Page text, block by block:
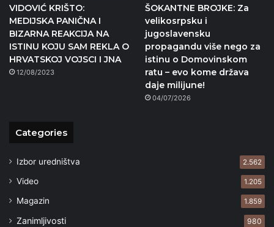
VIDOVIĆ KRIŠTO:
MEDIJSKA PANIČNA I
BIZARNA REAKCIJA NA
ISTINU KOJU SAM REKLA O
HRVATSKOJ VOJSCI I JNA
12/08/2023
ŠOKANTNE BROJKE: Za
velikosrpsku i
jugoslavensku
propagandu više nego za
istinu o Domovinskom
ratu – evo kome država
daje milijune!
04/07/2026
Categories
Izbor uredništva 2.562
Video 1.205
Magazin 1.859
Zanimljivosti 980